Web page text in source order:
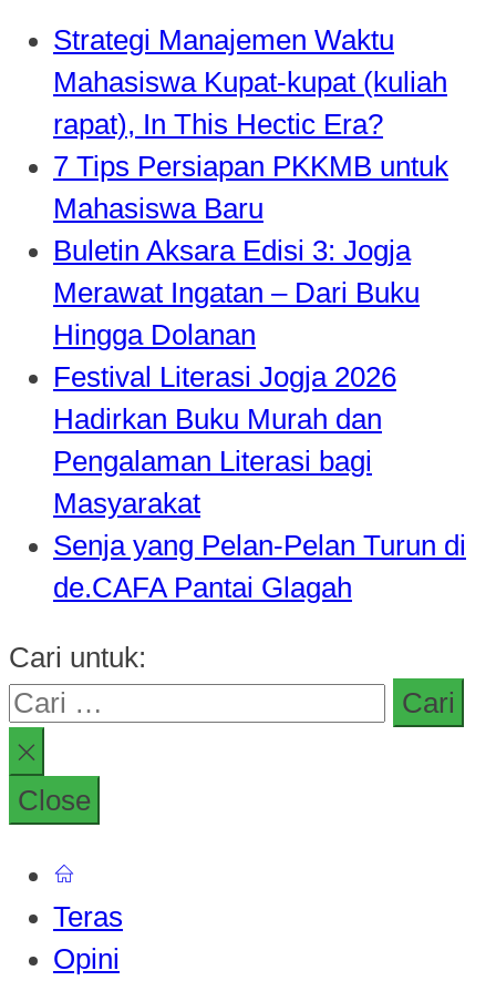
Strategi Manajemen Waktu
Mahasiswa Kupat-kupat (kuliah
rapat), In This Hectic Era?
7 Tips Persiapan PKKMB untuk
Mahasiswa Baru
Buletin Aksara Edisi 3: Jogja
Merawat Ingatan – Dari Buku
Hingga Dolanan
Festival Literasi Jogja 2026
Hadirkan Buku Murah dan
Pengalaman Literasi bagi
Masyarakat
Senja yang Pelan-Pelan Turun di
de.CAFA Pantai Glagah
Cari untuk:
Close
Teras
Opini